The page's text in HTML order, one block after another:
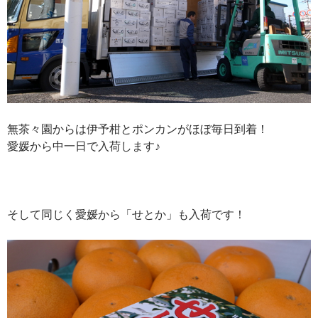
無茶々園からは伊予柑とポンカンがほぼ毎日到着！
愛媛から中一日で入荷します♪
そして同じく愛媛から「せとか」も入荷です！